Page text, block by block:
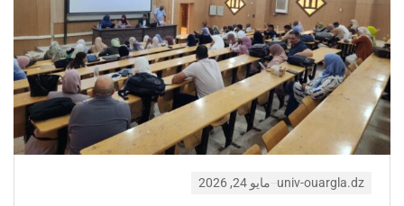
univ-ouargla.dz مايو 24, 2026